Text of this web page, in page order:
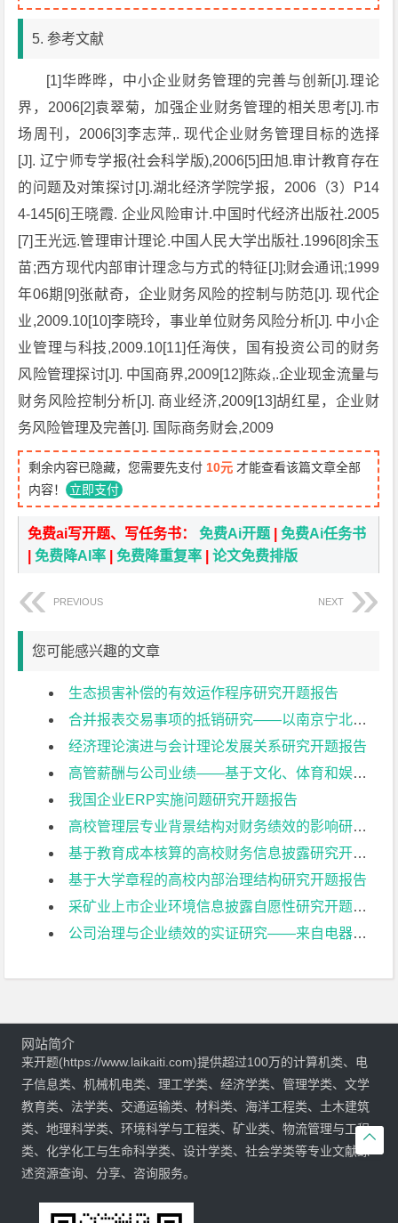
5. 参考文献
[1]华晔晔，中小企业财务管理的完善与创新[J].理论
界，2006[2]袁翠菊，加强企业财务管理的相关思考[J].市
场周刊，2006[3]李志萍,. 现代企业财务管理目标的选择
[J]. 辽宁师专学报(社会科学版),2006[5]田旭.审计教育存在
的问题及对策探讨[J].湖北经济学院学报，2006（3）P14
4-145[6]王晓霞. 企业风险审计.中国时代经济出版社.2005
[7]王光远.管理审计理论.中国人民大学出版社.1996[8]余玉
苗;西方现代内部审计理念与方式的特征[J];财会通讯;1999
年06期[9]张献奇，企业财务风险的控制与防范[J]. 现代企
业,2009.10[10]李晓玲，事业单位财务风险分析[J]. 中小企
业管理与科技,2009.10[11]任海侠，国有投资公司的财务
风险管理探讨[J]. 中国商界,2009[12]陈焱,.企业现金流量与
财务风险控制分析[J]. 商业经济,2009[13]胡红星，企业财
务风险管理及完善[J]. 国际商务财会,2009
剩余内容已隐藏，您需要先支付 10元 才能查看该篇文章全部
内容！ 立即支付
免费ai写开题、写任务书：免费Ai开题 |免费Ai任务书
|免费降AI率 |免费降重复率 |论文免费排版
PREVIOUS NEXT
您可能感兴趣的文章
生态损害补偿的有效运作程序研究开题报告
合并报表交易事项的抵销研究——以南京宁北轨道交通有限公司为例开题报告
经济理论演进与会计理论发展关系研究开题报告
高管薪酬与公司业绩——基于文化、体育和娱乐业上市公司的实证研究开题报告
我国企业ERP实施问题研究开题报告
高校管理层专业背景结构对财务绩效的影响研究开题报告
基于教育成本核算的高校财务信息披露研究开题报告
基于大学章程的高校内部治理结构研究开题报告
采矿业上市企业环境信息披露自愿性研究开题报告
公司治理与企业绩效的实证研究——来自电器机械及器材制造业上市公司的经验证据开题报告

网站简介
来开题(https://www.laikaiti.com)提供超过100万的计算机类、电
子信息类、机械机电类、理工学类、经济学类、管理学类、文学
教育类、法学类、交通运输类、材料类、海洋工程类、土木建筑
类、地理科学类、环境科学与工程类、矿业类、物流管理与工程
类、化学化工与生命科学类、设计学类、社会学类等专业文献综
述资源查询、分享、咨询服务。